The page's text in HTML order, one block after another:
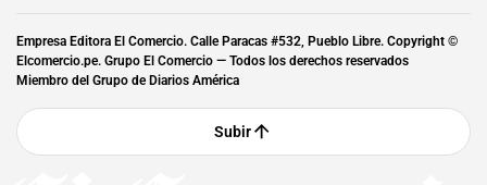
Empresa Editora El Comercio. Calle Paracas #532, Pueblo Libre. Copyright ©
Elcomercio.pe. Grupo El Comercio — Todos los derechos reservados
Miembro del Grupo de Diarios América
Subir